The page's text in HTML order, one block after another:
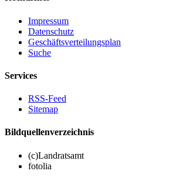
Impressum
Datenschutz
Geschäftsverteilungsplan
Suche
Services
RSS-Feed
Sitemap
Bildquellenverzeichnis
(c)Landratsamt
fotolia